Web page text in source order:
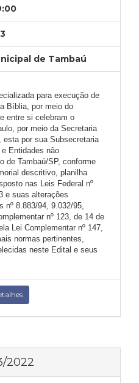
de Tambaú
para execução de
Bíblia, por meio do
entre si celebram o
por meio da Secretaria
esta por sua Subsecretaria
Entidades não
de Tambaú/SP, conforme
descritivo, planilha
nas Leis Federal nº
e suas alterações
nº 8.883/94, 9.032/95,
nº 123, de 14 de
Lei Complementar nº 147,
normas pertinentes,
neste Edital e seus
2022